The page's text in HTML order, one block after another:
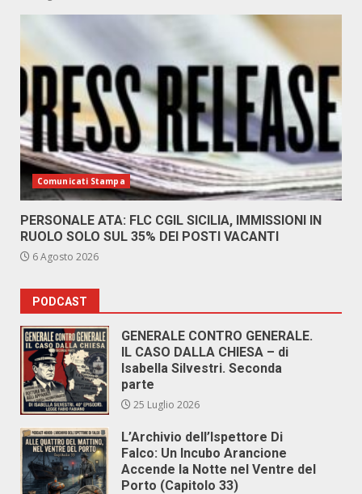
Comunicati Stampa
PERSONALE ATA: FLC CGIL SICILIA, IMMISSIONI IN
RUOLO SOLO SUL 35% DEI POSTI VACANTI
6 Agosto 2026
PODCAST
GENERALE CONTRO GENERALE.
IL CASO DALLA CHIESA – di
Isabella Silvestri. Seconda
parte
25 Luglio 2026
L’Archivio dell’Ispettore Di
Falco: Un Incubo Arancione
Accende la Notte nel Ventre del
Porto (Capitolo 33)